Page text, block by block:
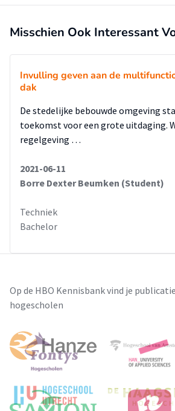
en temperatuurverschil niet kunnen
luchtbehandelingsinstallatie.
 De lokale installatie kan niet worden
is niet bekend waar deze warmte vrij
temperaturen de installatie
Misschien Ook Interessant
Invulling geven aan de
dak
De stedelijke bebouwde omgeving
toekomst voor een grote uitdaging.
regelgeving …
2021-06-11
Borre Dexter Beumken (Student)
Techniek
Bachelor
Op de HBO Kennisbank vind je
hogescholen